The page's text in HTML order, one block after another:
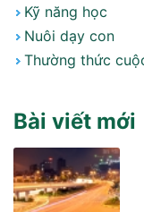
Kỹ năng học
Nuôi dạy con
Thường thức
Bài viết mới